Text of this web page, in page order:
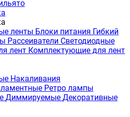
ленты Блоки питания Гибкий
Рассеиватели Светодиодные
лент Комплектующие для лент
Накаливания
Ретро лампы
Диммируемые Декоративные